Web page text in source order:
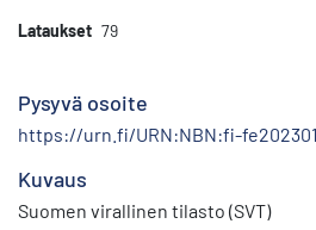
Lataukset 79
Pysyvä osoite
https://urn.fi/URN:NBN:fi-
Kuvaus
Suomen virallinen tilasto (SVT)